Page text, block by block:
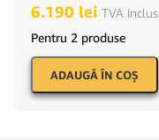
6.190 lei TVA Inclus
Pentru 2 produse
ADAUGĂ ÎN COŞ